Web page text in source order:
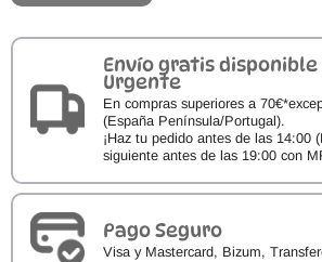
Envío gratis
Urgente
En compras superiores a
(España Península/Portugal).
¡Haz tu pedido antes de las 14:00
siguiente antes de las 19:00 con
Pago Seguro
Visa y Mastercard, Bizum,